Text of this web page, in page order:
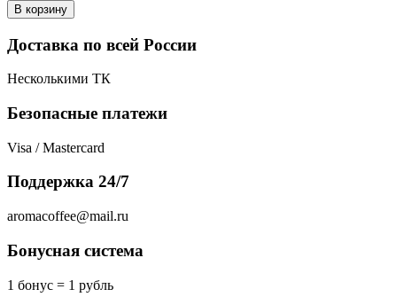
В корзину
Доставка по всей России
Несколькими ТК
Безопасные платежи
Visa / Mastercard
Поддержка 24/7
aromacoffee@mail.ru
Бонусная система
1 бонус = 1 рубль